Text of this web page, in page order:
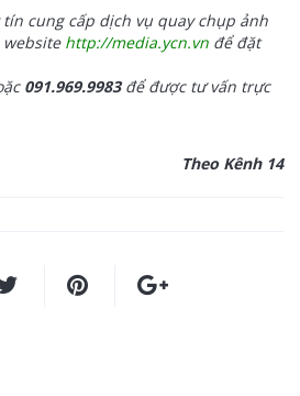
cung cấp dịch vụ quay chụp ảnh
website http://media.ycn.vn để đặt
091.969.9983để được tư vấn trực
Theo Kênh 14